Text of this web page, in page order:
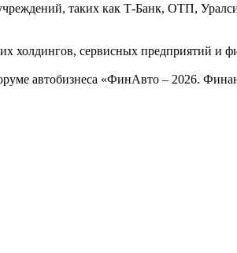
таких как Т-Банк, ОТП,
холдингов, сервисных предприятий и
автобизнеса «ФинАвто – 2026.